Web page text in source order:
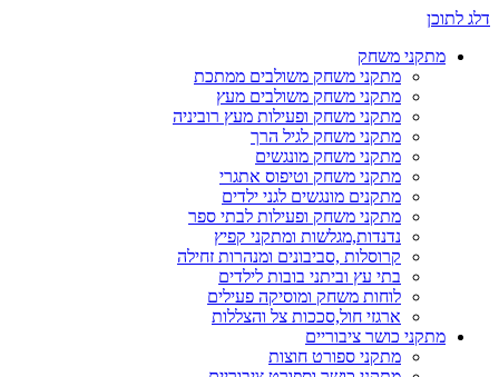
דלג לתוכן
מתקני משחק
מתקני משחק משולבים ממתכת
מתקני משחק משולבים מעץ
מתקני משחק ופעילות מעץ רוביניה
מתקני משחק לגיל הרך
מתקני משחק מונגשים
מתקני משחק וטיפוס אתגרי
מתקנים מונגשים לגני ילדים
מתקני משחק ופעילות לבתי ספר
נדנדות,מגלשות ומתקני קפיץ
קרוסלות ,סביבונים ומנהרות זחילה
בתי עץ וביתני בובות לילדים
לוחות משחק ומוסיקה פעילים
ארגזי חול,סככות צל והצללות
מתקני כושר ציבוריים
מתקני ספורט חוצות